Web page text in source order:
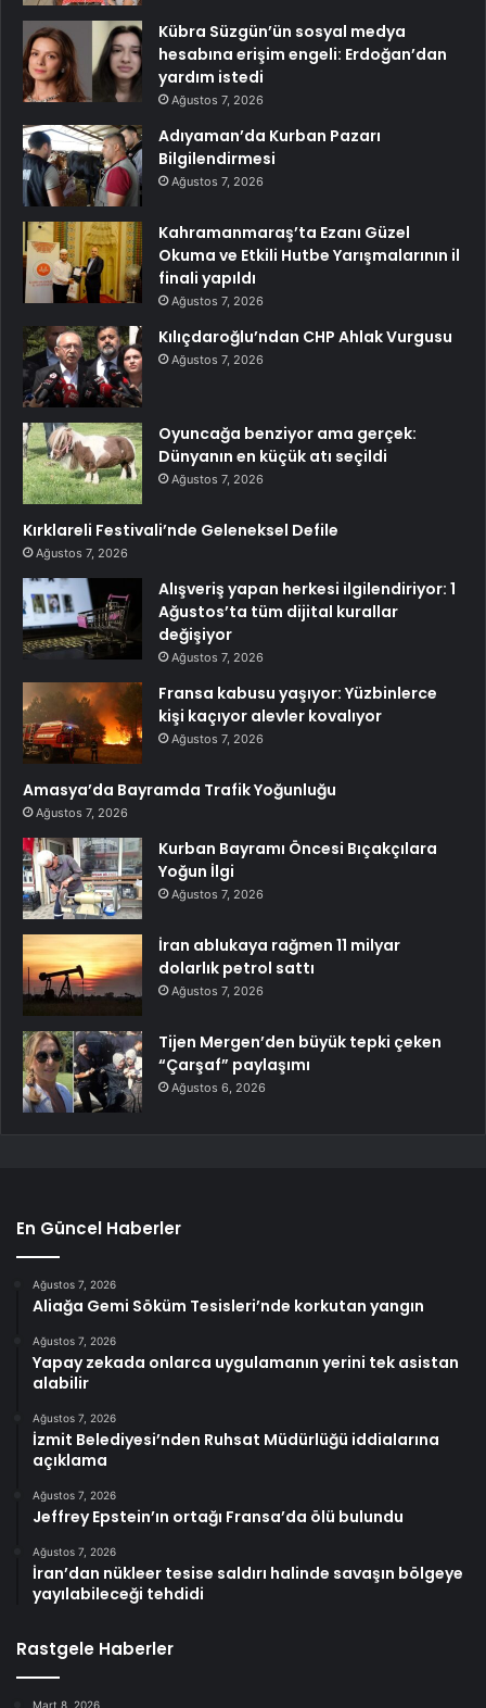
Kübra Süzgün’ün sosyal medya
hesabına erişim engeli: Erdoğan’dan
yardım istedi
Ağustos 7, 2026
Adıyaman’da Kurban Pazarı
Bilgilendirmesi
Ağustos 7, 2026
Kahramanmaraş’ta Ezanı Güzel
Okuma ve Etkili Hutbe Yarışmalarının il
finali yapıldı
Ağustos 7, 2026
Kılıçdaroğlu’ndan CHP Ahlak Vurgusu
Ağustos 7, 2026
Oyuncağa benziyor ama gerçek:
Dünyanın en küçük atı seçildi
Ağustos 7, 2026
Kırklareli Festivali’nde Geleneksel Defile
Ağustos 7, 2026
Alışveriş yapan herkesi ilgilendiriyor: 1
Ağustos’ta tüm dijital kurallar
değişiyor
Ağustos 7, 2026
Fransa kabusu yaşıyor: Yüzbinlerce
kişi kaçıyor alevler kovalıyor
Ağustos 7, 2026
Amasya’da Bayramda Trafik Yoğunluğu
Ağustos 7, 2026
Kurban Bayramı Öncesi Bıçakçılara
Yoğun İlgi
Ağustos 7, 2026
İran ablukaya rağmen 11 milyar
dolarlık petrol sattı
Ağustos 7, 2026
Tijen Mergen’den büyük tepki çeken
“Çarşaf” paylaşımı
Ağustos 6, 2026
En Güncel Haberler
Ağustos 7, 2026
Aliağa Gemi Söküm Tesisleri’nde korkutan yangın
Ağustos 7, 2026
Yapay zekada onlarca uygulamanın yerini tek asistan
alabilir
Ağustos 7, 2026
İzmit Belediyesi’nden Ruhsat Müdürlüğü iddialarına
açıklama
Ağustos 7, 2026
Jeffrey Epstein’ın ortağı Fransa’da ölü bulundu
Ağustos 7, 2026
İran’dan nükleer tesise saldırı halinde savaşın bölgeye
yayılabileceği tehdidi
Rastgele Haberler
Mart 8, 2026